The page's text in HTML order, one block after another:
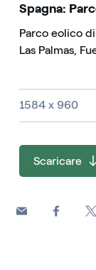
Spagna:
Parco eolico
Las Palmas,
Dimensioni
1584 x 960
Scaricare